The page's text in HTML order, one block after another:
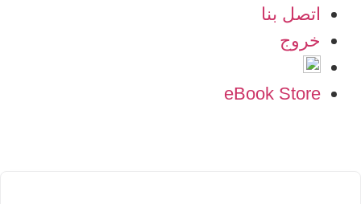
اتصل بنا
خروج
eBook Store